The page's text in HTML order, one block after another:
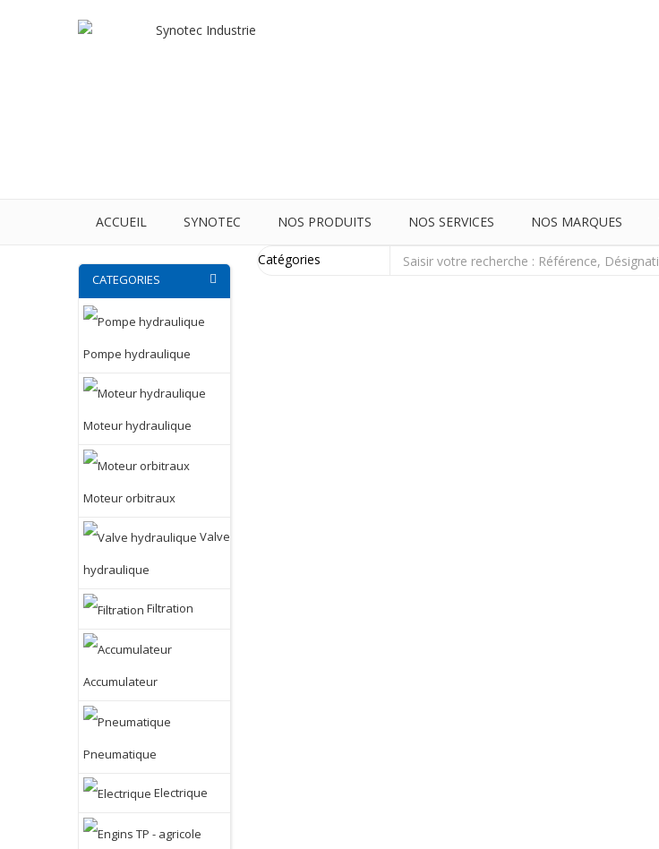
ACCUEIL SYNOTEC NOS PRODUITS NOS SERVICES NOS MARQUES
CATEGORIES
Pompe hydraulique
Moteur hydraulique
Moteur orbitraux
Valve
hydraulique
Filtration
Accumulateur
Pneumatique
Electrique